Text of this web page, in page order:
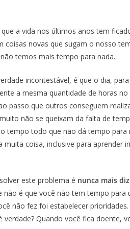
a vida nos últimos anos tem
coisas novas que sugam o nosso
temos mais tempo para nada.
incontestável, é que o dia,
a mesma quantidade de horas no
passo que outros conseguem
não se queixam da falta de
tempo todo que não dá tempo para
coisa, inclusive para aprender
este problema é nunca mais
não é que você não tem tempo
não fez foi estabelecer
Quando você fica doente,